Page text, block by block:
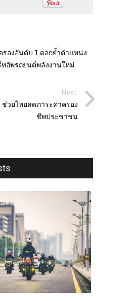
รองอันดับ 1 ตอกย้ำตำแหน่ง
อัพรถยนต์พลังงานใหม่
Next:
วยไทยลดภาระค่าครอง
ชีพประชาชน